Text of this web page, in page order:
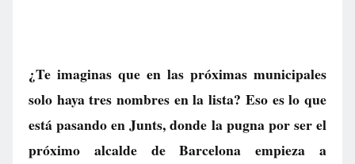
¿Te imaginas que en las próximas municipales
solo haya tres nombres en la lista? Eso es lo que
está pasando en Junts, donde la pugna por ser el
próximo alcalde de Barcelona empieza a